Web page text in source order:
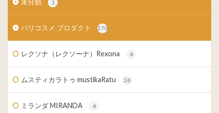
未分類 1
バリコスメ プロダクト 270
レクソナ（レクソーナ）Rexona 4
ムスティカラトゥ mustikaRatu 26
ミランダ MIRANDA 4